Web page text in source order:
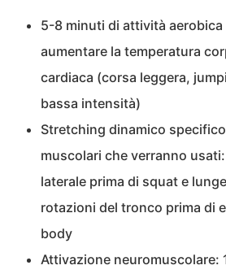
5-8 minuti di attività aerobica
aumentare la temperatura
cardiaca (corsa leggera,
bassa intensità)
Stretching dinamico
muscolari che verranno
laterale prima di squat e
rotazioni del tronco prima di
body
Attivazione neuromuscolare: